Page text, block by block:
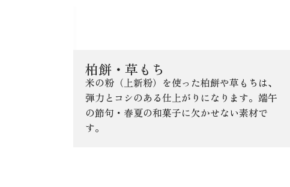
柏餅・草もち
米の粉（上新粉）を使った柏餅や草もちは、
弾力とコシのある仕上がりになります。端午
の節句・春夏の和菓子に欠かせない素材で
す。